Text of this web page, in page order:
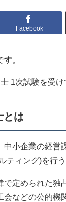
Facebook
。
1次試験を受け
とは
中小企業の経営
ティング)を行う
で定められた独
会などの公的機